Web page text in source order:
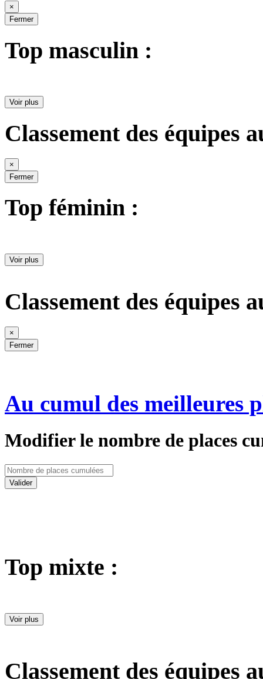
×
Fermer
Top masculin :
Voir plus
Classement des équipes
×
Fermer
Top féminin :
Voir plus
Classement des équipes
×
Fermer
Au cumul des meilleures
Modifier le nombre de places
Valider
Top mixte :
Voir plus
Classement des équipes